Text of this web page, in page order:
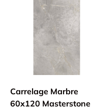
Carrelage Marbre
60x120 Masterstone